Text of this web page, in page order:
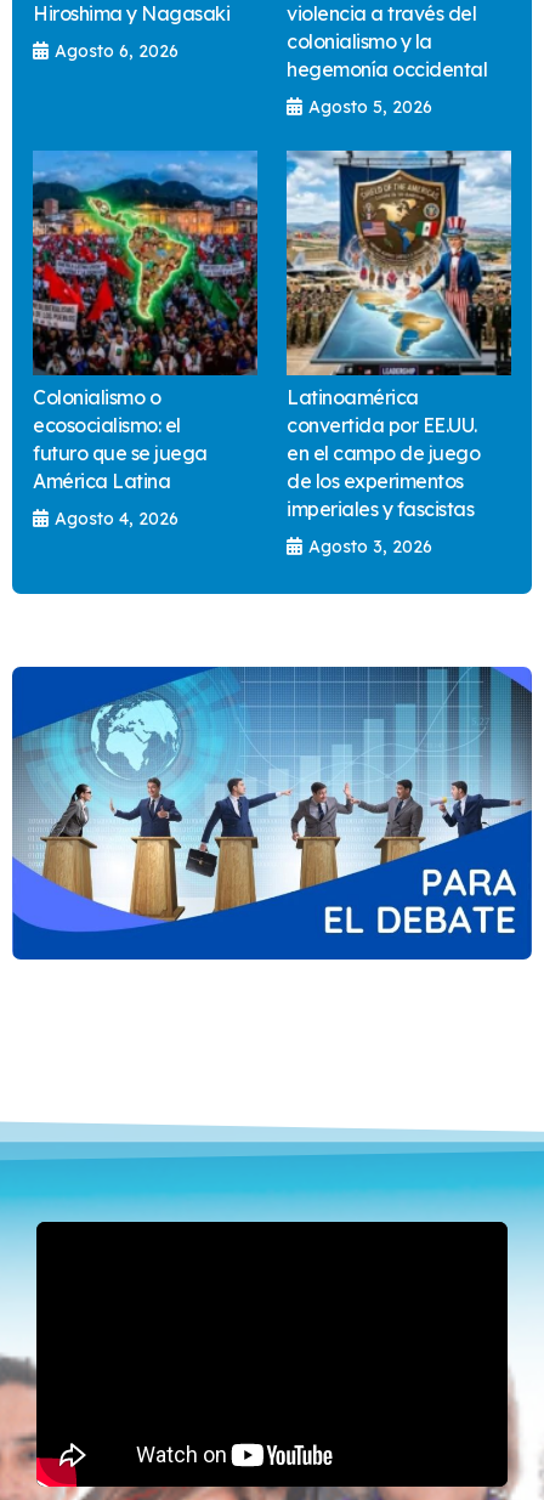
Hiroshima y Nagasaki
Agosto 6, 2026
violencia a través del
colonialismo y la
hegemonía occidental
Agosto 5, 2026
Colonialismo o
ecosocialismo: el
futuro que se juega
América Latina
Agosto 4, 2026
Latinoamérica
convertida por EE.UU.
en el campo de juego
de los experimentos
imperiales y fascistas
Agosto 3, 2026